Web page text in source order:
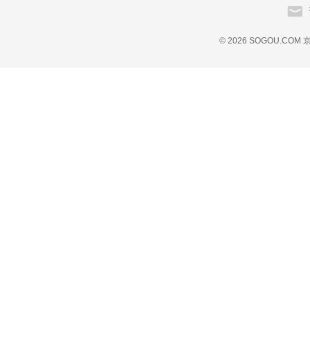
© 2026 SOGOU.COM